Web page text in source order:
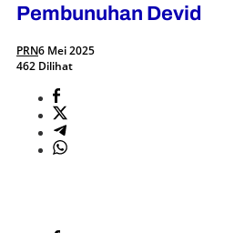
Pembunuhan Devid
PRN6 Mei 2025
462 Dilihat